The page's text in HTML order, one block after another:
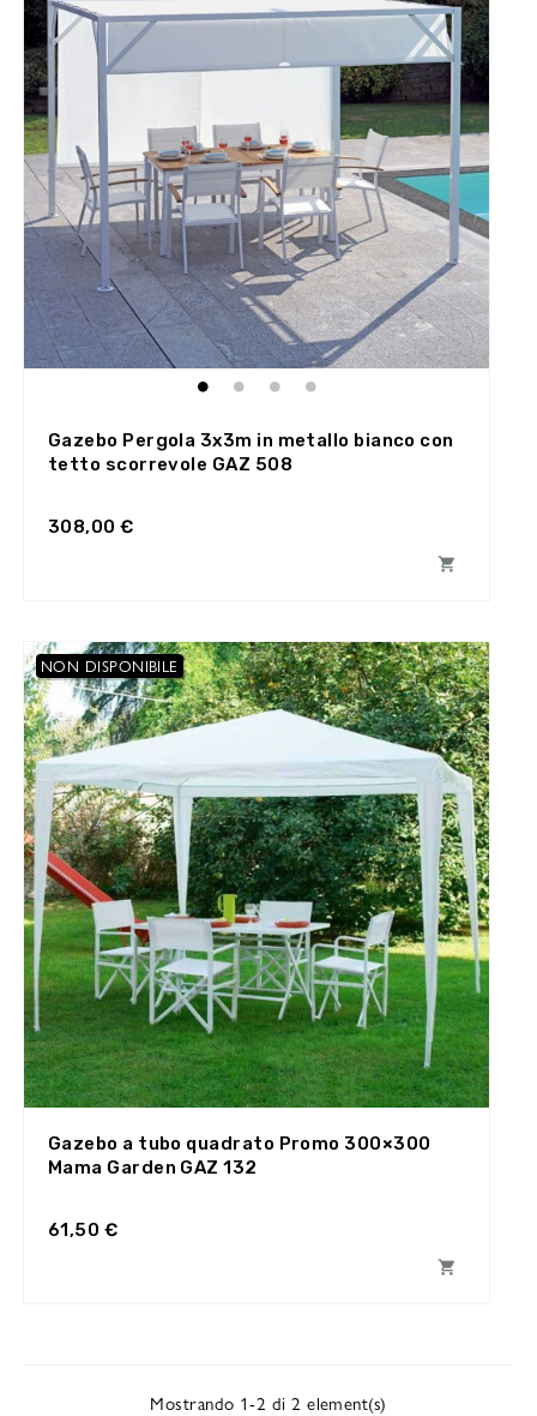
Gazebo Pergola 3x3m in metallo bianco con
tetto scorrevole GAZ 508
308,00 €

NON DISPONIBILE
Gazebo a tubo quadrato Promo 300×300
Mama Garden GAZ 132
61,50 €

Mostrando 1-2 di 2 element(s)